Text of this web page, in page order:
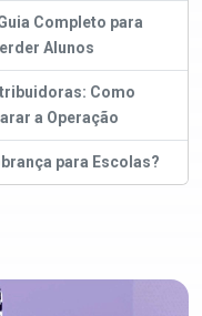
Completo para
Alunos
Como
a Operação
para Escolas?